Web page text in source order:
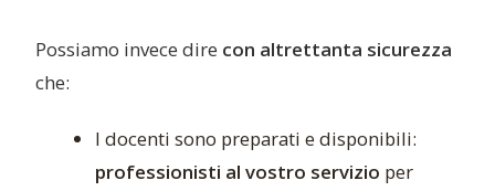
Possiamo invece dire con altrettanta sicurezza
che:
I docenti sono preparati e disponibili:
professionisti al vostro servizio per